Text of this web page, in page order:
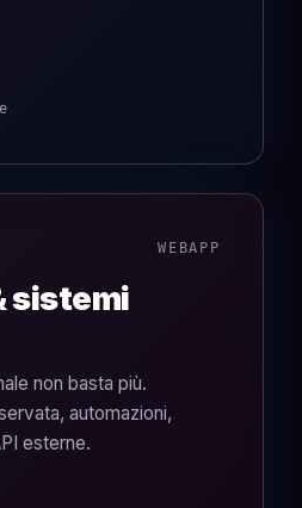
WEBAPP
sistemi
non basta più.
automazioni,
esterne.